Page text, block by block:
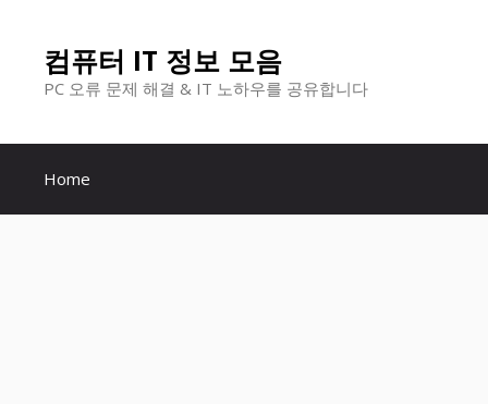
건
컴퓨터 IT 정보 모음
PC 오류 문제 해결 & IT 노하우를 공유합니다
Home